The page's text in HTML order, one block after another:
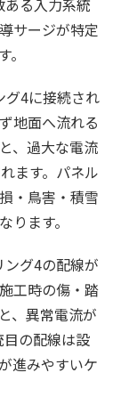
ある入力系統
サージが特定
グ4に接続され
地面へ流れる
、過大な電流
ます。パネル
・鳥害・積雪
ります。
ング4の配線が
工時の傷・踏
、異常電流が
の配線は設
進みやすいケ